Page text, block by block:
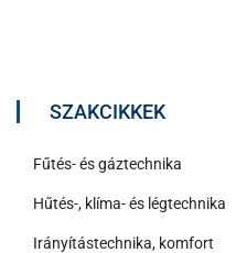
SZAKCIKKEK
Fűtés- és gáztechnika
Hűtés-, klíma- és légtechnika
Irányítástechnika, komfort